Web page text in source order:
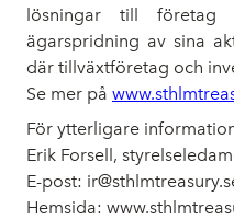
lösningar till företag
ägarspridning av sina
där tillväxtföretag och
Se mer på
För ytterligare
Erik Forsell,
E-post:
Hemsida: